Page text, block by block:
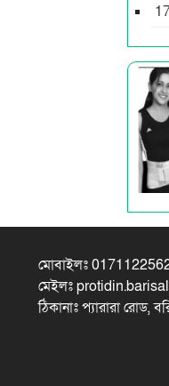
মোবাইলঃ
মেইলঃ
ঠিকানাঃ প্যারারা রোড,